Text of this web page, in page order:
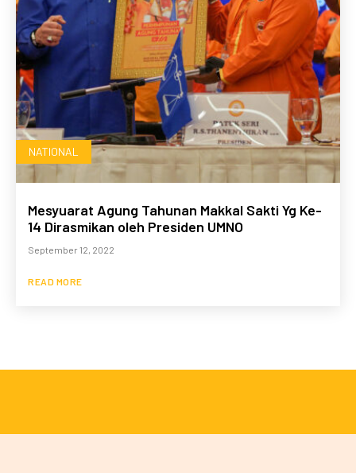
NATIONAL
Mesyuarat Agung Tahunan Makkal Sakti Yg Ke-
14 Dirasmikan oleh Presiden UMNO
September 12, 2022
READ MORE